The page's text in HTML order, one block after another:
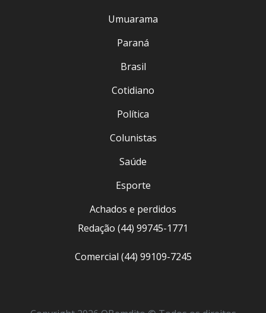
Umuarama
Paraná
Brasil
Cotidiano
Política
Colunistas
Saúde
Esporte
Achados e perdidos
Redação (44) 99745-1771
Comercial (44) 99109-7245